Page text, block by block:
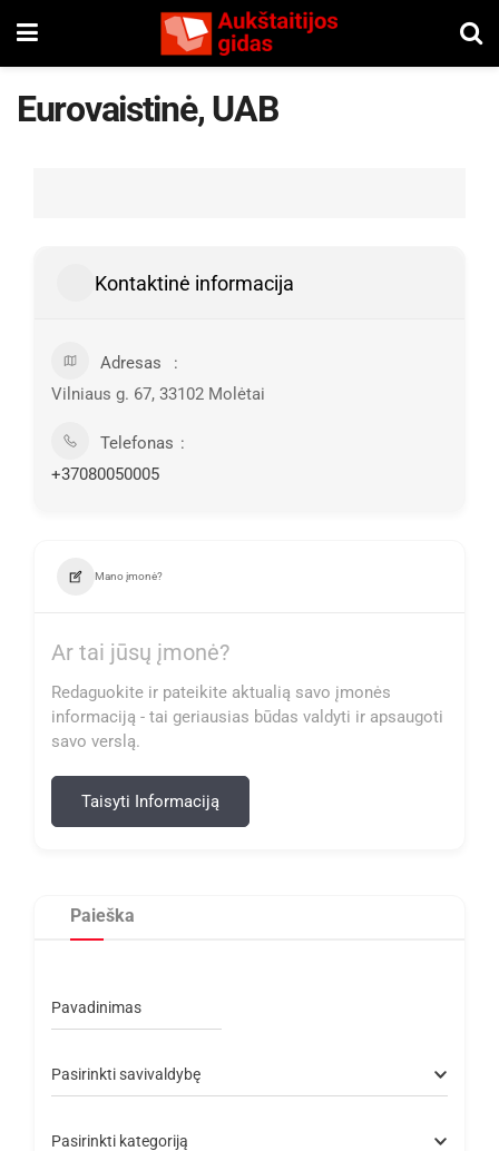
Eurovaistinė, UAB
Kontaktinė informacija
Adresas
Vilniaus g. 67, 33102 Molėtai
Telefonas
+37080050005
Mano įmonė?
Ar tai jūsų įmonė?
Redaguokite ir pateikite aktualią savo įmonės
informaciją - tai geriausias būdas valdyti ir apsaugoti
savo verslą.
Taisyti Informaciją
Paieška
Pavadinimas
Pasirinkti savivaldybę
Pasirinkti kategoriją